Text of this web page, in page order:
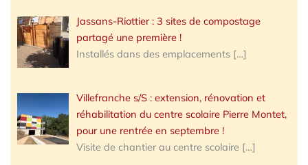
Jassans-Riottier : 3 sites de compostage
partagé une première !
Installés dans des emplacements […]
Villefranche s/S : extension, rénovation et
réhabilitation du centre scolaire Pierre Montet,
pour une rentrée en septembre !
Visite de chantier au centre scolaire […]